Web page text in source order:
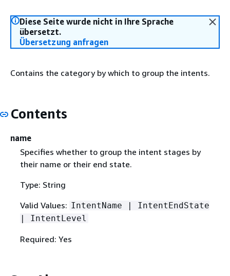
Diese Seite wurde nicht in Ihre Sprache
übersetzt.
Übersetzung anfragen
Contains the category by which to group the intents.
Contents
name
Specifies whether to group the intent stages by
their name or their end state.
Type: String
Valid Values: IntentName | IntentEndState
| IntentLevel
Required: Yes